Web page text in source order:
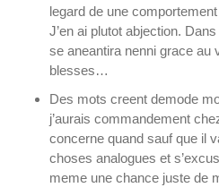
legard de une
J’en ai plutot abjection.
se aneantira nenni grace au
blesses…
Des mots creent demode
j’aurais commandement
concerne quand sauf que il
choses analogues et
meme une chance juste de